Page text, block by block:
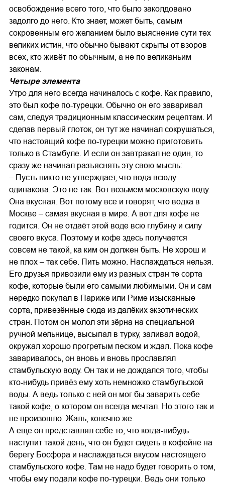
освобождение всего того, что было заколдовано
задолго до него. Кто знает, может быть, самым
сокровенным его желанием было выяснение сути тех
великих истин, что обычно бывают скрыты от взоров
всех, кто живёт по обычным, а не по великаньим
законам.
Четыре элемента
Утро для него всегда начиналось с кофе. Как правило,
это был кофе по-турецки. Обычно он его заваривал
сам, следуя традиционным классическим рецептам. И
сделав первый глоток, он тут же начинал сокрушаться,
что настоящий кофе по-турецки можно приготовить
только в Стамбуле. И если он завтракал не один, то
сразу же начинал разъяснять эту свою мысль:
– Пусть никто не утверждает, что вода всюду
одинакова. Это не так. Вот возьмём московскую воду.
Она вкусная. Вот потому все и говорят, что водка в
Москве – самая вкусная в мире. А вот для кофе не
годится. Он не отдаёт этой воде всю глубину и силу
своего вкуса. Поэтому и кофе здесь получается
совсем не такой, ка ким он должен быть. Не хорош и
не плох – так себе. Пить можно. Наслаждаться нельзя.
Его друзья привозили ему из разных стран те сорта
кофе, которые были его самыми любимыми. Он и сам
нередко покупал в Париже или Риме изысканные
сорта, привезённые сюда из далёких экзотических
стран. Потом он молол эти зёрна на специальной
ручной мельнице, высыпал в турку, заливал водой,
окружал хорошо прогретым песком и ждал. Пока кофе
заваривалось, он вновь и вновь прославлял
стамбульскую воду. Он так и не дождался того, чтобы
кто-нибудь привёз ему хоть немножко стамбульской
воды. А ведь только с ней он мог бы заварить себе
такой кофе, о котором он всегда мечтал. Но этого так и
не произошло. Жаль, конечно же.
А ещё он представлял себе то, что когда-нибудь
наступит такой день, что он будет сидеть в кофейне на
берегу Босфора и наслаждаться вкусом настоящего
стамбульского кофе. Там не надо будет говорить о том,
чтобы ему подали кофе по-турецки. Ведь они только